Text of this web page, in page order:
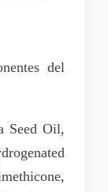
del
Seed Oil,